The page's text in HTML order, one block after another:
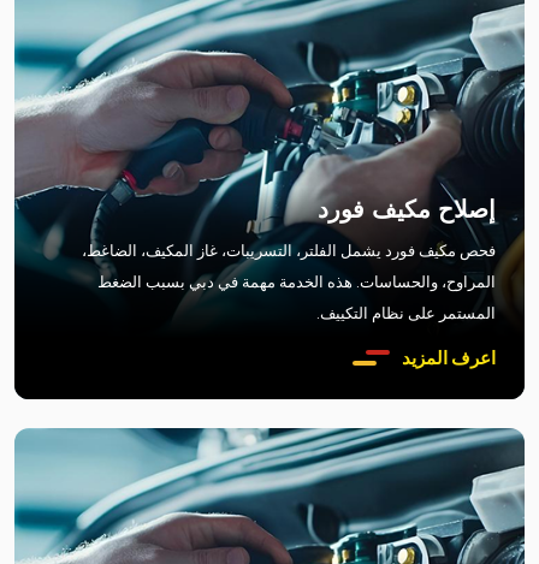
إصلاح مكيف فورد
فحص مكيف فورد يشمل الفلتر، التسريبات، غاز المكيف، الضاغط،
المراوح، والحساسات. هذه الخدمة مهمة في دبي بسبب الضغط
المستمر على نظام التكييف.
اعرف المزيد